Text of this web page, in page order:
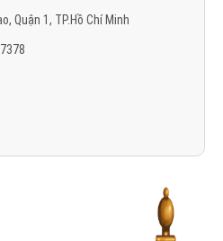
Quận 1, TP.Hồ Chí Minh